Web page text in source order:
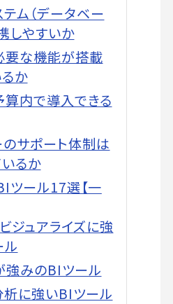
ム（データベー
しやすいか
要な機能が搭載
か
算内で導入できる
サポート体制は
るか
ツール17選【一
ジュアライズに強
ル
強みのBIツール
に強いBIツール